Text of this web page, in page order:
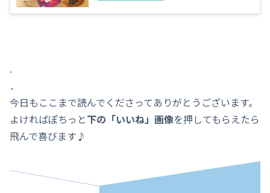
.
．
今日もここまで読んでくださってありがとうございます。
よければぽちっと下の「いいね」画像を押してもらえたら
飛んで喜びます♪